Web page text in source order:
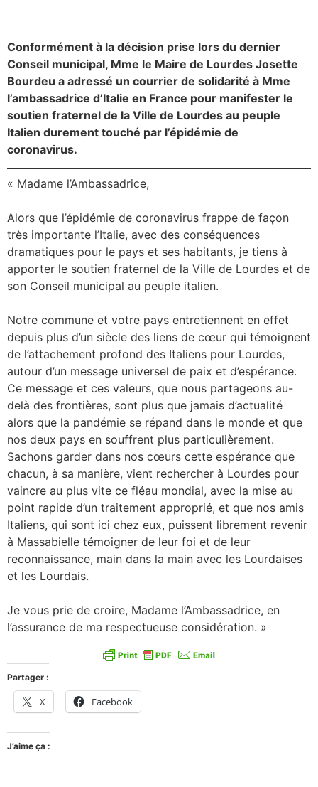
Conformément à la décision prise lors du dernier
Conseil municipal, Mme le Maire de Lourdes Josette
Bourdeu a adressé un courrier de solidarité à Mme
l’ambassadrice d’Italie en France pour manifester le
soutien fraternel de la Ville de Lourdes au peuple
Italien durement touché par l’épidémie de
coronavirus.
« Madame l’Ambassadrice,
Alors que l’épidémie de coronavirus frappe de façon
très importante l’Italie, avec des conséquences
dramatiques pour le pays et ses habitants, je tiens à
apporter le soutien fraternel de la Ville de Lourdes et de
son Conseil municipal au peuple italien.
Notre commune et votre pays entretiennent en effet
depuis plus d’un siècle des liens de cœur qui témoignent
de l’attachement profond des Italiens pour Lourdes,
autour d’un message universel de paix et d’espérance.
Ce message et ces valeurs, que nous partageons au-
delà des frontières, sont plus que jamais d’actualité
alors que la pandémie se répand dans le monde et que
nos deux pays en souffrent plus particulièrement.
Sachons garder dans nos cœurs cette espérance que
chacun, à sa manière, vient rechercher à Lourdes pour
vaincre au plus vite ce fléau mondial, avec la mise au
point rapide d’un traitement approprié, et que nos amis
Italiens, qui sont ici chez eux, puissent librement revenir
à Massabielle témoigner de leur foi et de leur
reconnaissance, main dans la main avec les Lourdaises
et les Lourdais.
Je vous prie de croire, Madame l’Ambassadrice, en
l’assurance de ma respectueuse considération. »
Partager :
X Facebook
J’aime ça :